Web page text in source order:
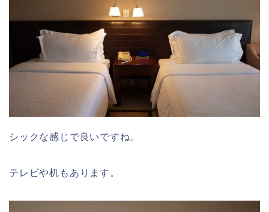
シックな感じで良いですね。
テレビや机もあります。